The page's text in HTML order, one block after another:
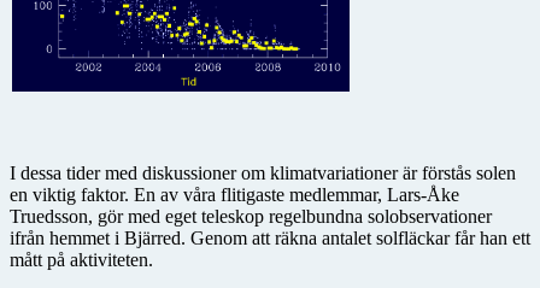
I dessa tider med diskussioner om klimatvariationer är förstås solen
en viktig faktor. En av våra flitigaste medlemmar, Lars-Åke
Truedsson, gör med eget teleskop regelbundna solobservationer
ifrån hemmet i Bjärred. Genom att räkna antalet solfläckar får han ett
mått på aktiviteten.